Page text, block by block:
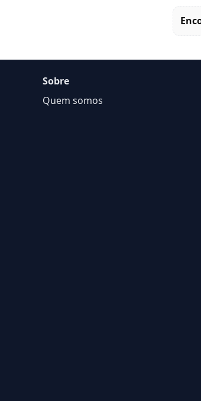
Sobre
Quem somos